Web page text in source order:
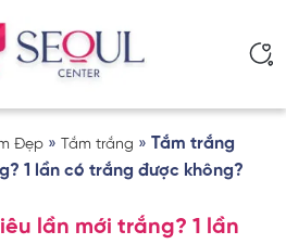
Đẹp » Tắm trắng » Tắm trắng
1 lần có trắng được không?
lần mới trắng? 1 lần